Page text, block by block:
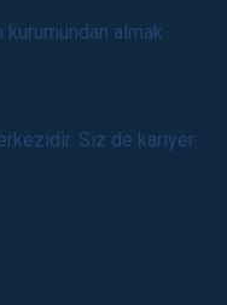
almak
Siz de kariyer